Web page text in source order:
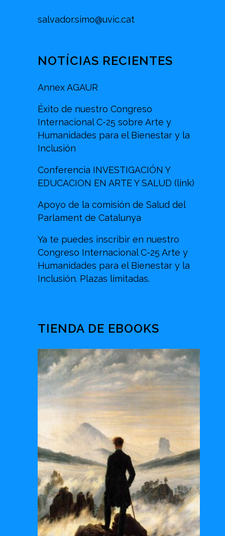
salvador.simo@uvic.cat
NOTÍCIAS RECIENTES
Annex AGAUR
Éxito de nuestro Congreso
Internacional C-25 sobre Arte y
Humanidades para el Bienestar y la
Inclusión
Conferencia INVESTIGACIÓN Y
EDUCACION EN ARTE Y SALUD (link)
Apoyo de la comisión de Salud del
Parlament de Catalunya
Ya te puedes inscribir en nuestro
Congreso Internacional C-25 Arte y
Humanidades para el Bienestar y la
Inclusión. Plazas limitadas.
TIENDA DE EBOOKS